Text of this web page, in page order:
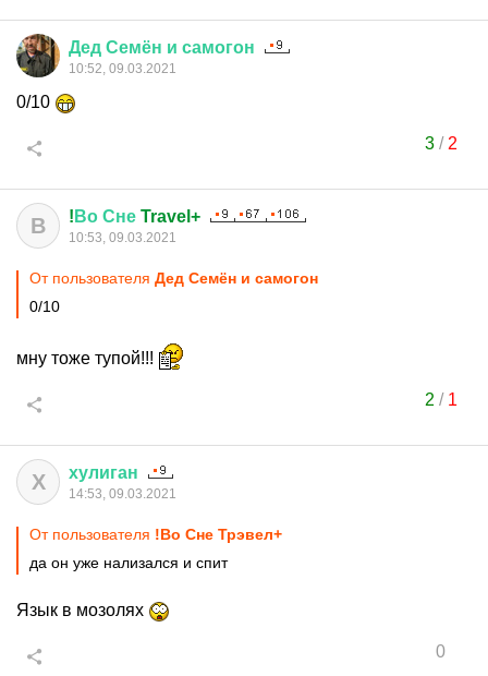
Дед Семён и самогон
10:52, 09.03.2021
0/10
3/ 2
В ! Во Сне Travel+
10:53, 09.03.2021
От пользователя Дед Семён и самогон
0/10
мну тоже тупой!!!
2 / 1
Х хулиган
14:53, 09.03.2021
От пользователя !Во Сне Трэвел+
да он уже нализался и спит
Язык в мозолях
0